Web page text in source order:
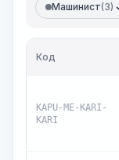
Машинист(3)
Код
KAPU-ME-KARI-
KARI